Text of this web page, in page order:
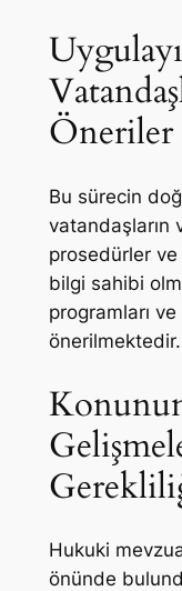
Öneriler
Bu sürecin
vatandaşların
prosedürler
bilgi sahibi
programları
önerilmektedir.
Hukuki
önünde